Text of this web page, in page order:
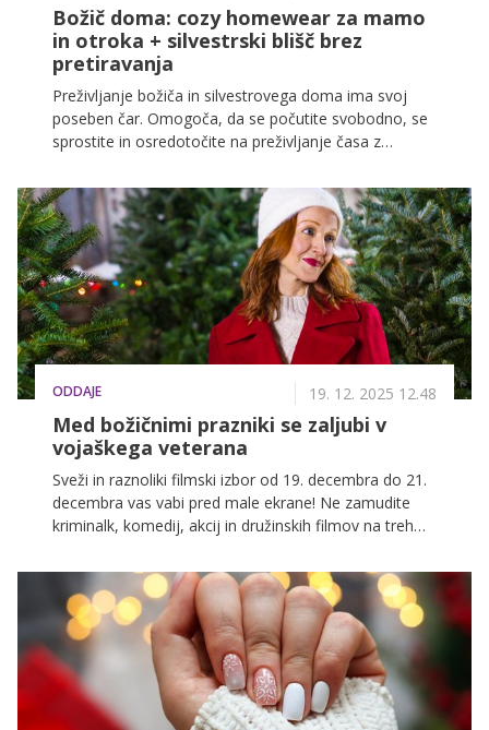
Božič doma: cozy homewear za mamo
in otroka + silvestrski blišč brez
pretiravanja
Preživljanje božiča in silvestrovega doma ima svoj
poseben čar. Omogoča, da se počutite svobodno, se
sprostite in osredotočite na preživljanje časa z
z domom – tudi takrat, ko čakate na prihod Božička
ali odštevate zadnje sekunde starega leta. Če boste
letos ta poseben praznični čas preživeli doma,
poskrbite za udobje. Izberite ustrezna oblačila za
mamo in otroka, ki so udobna, a še vedno primerna
za praznične dogodke. Odkrijte, kaj vse vas čaka v
trgovinah Pepco!
ODDAJE 19. 12. 2025 12.48
Med božičnimi prazniki se zaljubi v
vojaškega veterana
Sveži in raznoliki filmski izbor od 19. decembra do 21.
decembra vas vabi pred male ekrane! Ne zamudite
kriminalk, komedij, akcij in družinskih filmov na treh
POP TV, Kanal A in KINO